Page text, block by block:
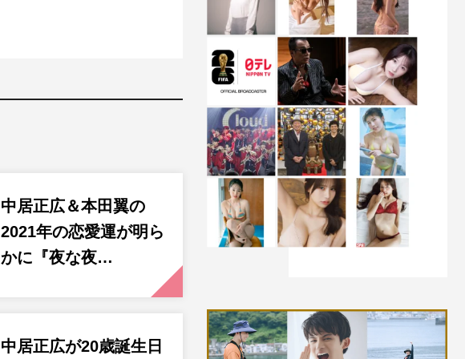
中居正広＆本田翼の
2021年の恋愛運が明ら
かに『夜な夜…
中居正広が20歳誕生日